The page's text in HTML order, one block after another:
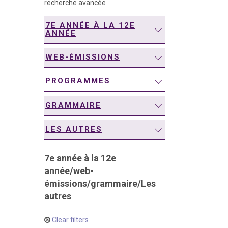
recherche avancée
7E ANNÉE À LA 12E
ANNÉE
WEB-ÉMISSIONS
PROGRAMMES
GRAMMAIRE
LES AUTRES
7e année à la 12e
année/web-
émissions/grammaire/Les
autres
Clear filters